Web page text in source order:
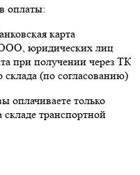
оплаты:
карта
юридических лиц
при получении через ТК
(по согласованию)
оплачиваете только
складе транспортной